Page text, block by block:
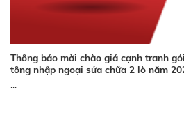
Thông báo mời chào giá cạnh tranh
tông nhập ngoại sửa chữa 2 lò năm